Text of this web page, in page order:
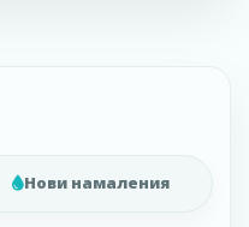
Нови намаления